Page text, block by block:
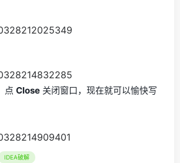
点 Close 关闭窗口，现在就可以愉快写
IDEA破解